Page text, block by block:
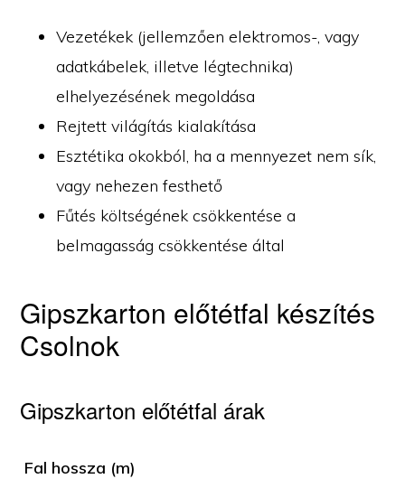
Vezetékek (jellemzően elektromos-, vagy
adatkábelek, illetve légtechnika)
elhelyezésének megoldása
Rejtett világítás kialakítása
Esztétika okokból, ha a mennyezet nem sík,
vagy nehezen festhető
Fűtés költségének csökkentése a
belmagasság csökkentése által
Gipszkarton előtétfal készítés
Csolnok
Gipszkarton előtétfal árak
Fal hossza (m)